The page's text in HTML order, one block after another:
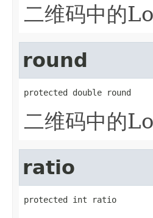
二维码中的
round
protected double round
二维码中的
ratio
protected int ratio